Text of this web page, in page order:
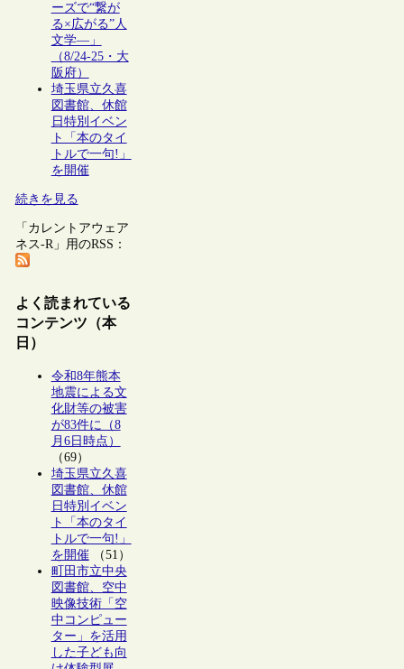
ーズで“繋が
る×広がる”人
文学―」
（8/24-25・大
阪府）
埼玉県立久喜
図書館、休館
日特別イベン
ト「本のタイ
トルで一句!」
を開催
続きを見る
「カレントアウェア
ネス-R」用のRSS：
よく読まれている
コンテンツ（本
日）
令和8年熊本
地震による文
化財等の被害
が83件に（8
月6日時点）
（69）
埼玉県立久喜
図書館、休館
日特別イベン
ト「本のタイ
トルで一句!」
を開催（51）
町田市立中央
図書館、空中
映像技術「空
中コンピュー
ター」を活用
した子ども向